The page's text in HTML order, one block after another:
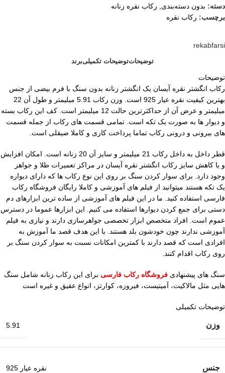
دسته: بدون دسته‌بندی, رکاب نقره زنانه
برچسب: رکاب نقره
rekabfarsi
توضیحاتتوضیحات تکمیلیبرند
توضیحات
رکاب انگشتر نقره آیسان یک انگشتر زنانه بدون سنگ با فرم بیضی از جنس
بهترین کیفیت نقره عیار 925 است. وزن رکاب 5.91 میلیمتر و طول آن 22
میلیمتر و عرض آن از حداکثرترین حالت 12 میلیمتر است. کف این رکاب بسته
و دیوار ها به صورت یک تکه است. تمامی قسمت های رکاب از جمله قسمت
های بیرونی و درونی رکاب تماما پرداخت کاری و کاملا صیقلی است.
قطر داخل به داخل رکاب 21 میلیمتر و سایز آن 20 زنانه است. امکان افزایش
و یا کاهش سایز رکاب انگشتر نقره آیسان در مراکز تعمیرات طلا و جواهر
وجود دارد. برای سوار کردن سنگ بر روی این نوع رکاب ها که دارای دیواره
یک تکه هستند میتوانید از فیلم های آموزشی و کاملا رایگان فروشگاه رکاب
فارسی استفاده کنید. ما در این فیلم های آموزشی از ساده ترین ابزارهای دم
دستی برای جمع کردن دیوارها استفاده می کنیم. این ابزارها عموما در دسترس
عموم است. افراد متخصص ابزار تخصصی جواهرسازی دارند و نیازی به فیلم
آموزشی ندارند چون خودشون بلد هستند. با این هدف قصد ما آموزش به
افرادی است که قصد دارند با کمترین امکانات نسبت به سوار کردن سنگ بر
روی رکاب اقدام کنند.
سنگ های پیشنهادی فروشگاه رکاب فارسی برای این رکاب زنانه شامل سنگ
هایی مثل مالاکیت، آمیتیست، فیروزه، کوارتز، انواع عقیق و غیره است
توضیحات تکمیلی
وزن 5.91
جنس نقره عیار 925